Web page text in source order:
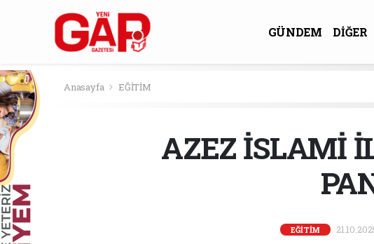
GÜNDEM DİĞER
Anasayfa EĞİTİM
AZEZ İSLAMİ
EĞİTİM